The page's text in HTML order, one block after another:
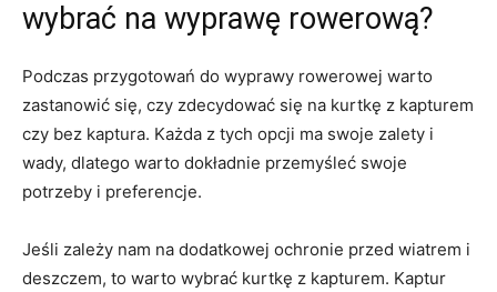
wybrać ‌na wyprawę rowerową?
Podczas przygotowań do wyprawy rowerowej ⁣warto⁢
zastanowić się, czy zdecydować się na kurtkę‍ z kapturem
czy bez kaptura. Każda z tych opcji ma swoje zalety i
wady, dlatego warto dokładnie przemyśleć⁢ swoje
potrzeby i preferencje.
Jeśli zależy nam na dodatkowej ochronie przed wiatrem i
deszczem,‍ to warto ​wybrać kurtkę z ⁢kapturem. Kaptur